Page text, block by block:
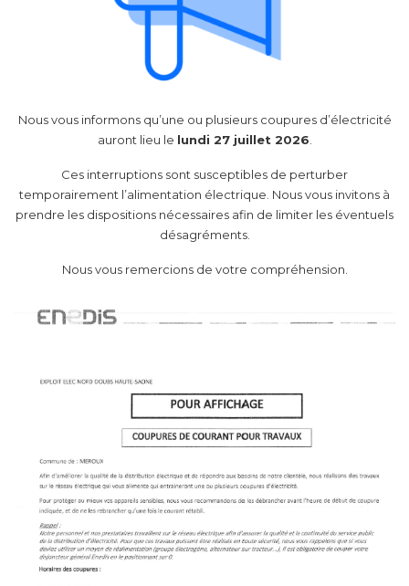
Nous vous informons qu’une ou plusieurs coupures d’électricité
auront lieu le lundi 27 juillet 2026
Ces interruptions sont susceptibles de perturber
temporairement l’alimentation électrique. Nous vous invitons à
prendre les dispositions nécessaires afin de limiter les éventuels
désagréments.
Nous vous remercions de votre compréhension.